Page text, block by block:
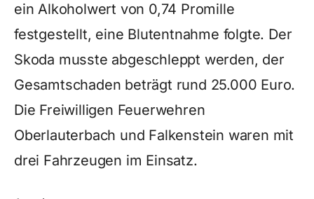
ein Alkoholwert von 0,74 Promille
festgestellt, eine Blutentnahme folgte. Der
Skoda musste abgeschleppt werden, der
Gesamtschaden beträgt rund 25.000 Euro.
Die Freiwilligen Feuerwehren
Oberlauterbach und Falkenstein waren mit
drei Fahrzeugen im Einsatz.